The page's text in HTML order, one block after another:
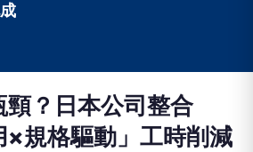
？日本公司整合
×規格驅動」工時削減